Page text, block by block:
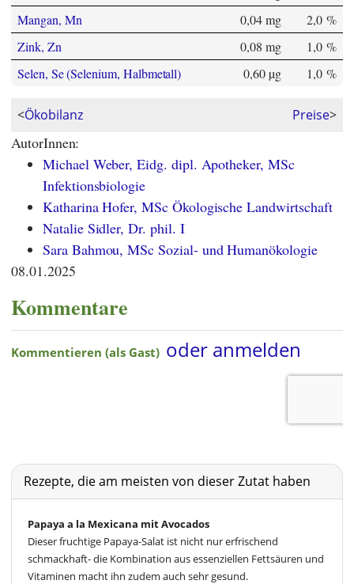
Mangan, Mn
0,04 mg
2,0 %
Zink, Zn
0,08 mg
1,0 %
Selen, Se (Selenium, Halbmetall)
0,60 µg 1,0 %
<Ökobilanz Preise>
AutorInnen:
Michael Weber, Eidg. dipl. Apotheker, MSc
Infektionsbiologie
Katharina Hofer, MSc Ökologische Landwirtschaft
Natalie Sidler, Dr. phil. I
Sara Bahmou, MSc Sozial- und Humanökologie
08.01.2025
Kommentare
Rezepte, die am meisten von dieser Zutat haben
Papaya a la Mexicana mit Avocados
Dieser fruchtige Papaya-Salat ist nicht nur erfrischend
schmackhaft- die Kombination aus essenziellen Fettsäuren und
Vitaminen macht ihn zudem auch sehr gesund.